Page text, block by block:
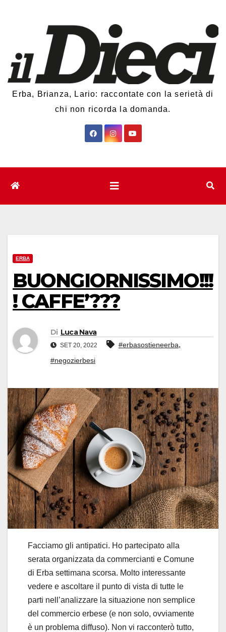
Erba, Brianza, Lario: raccontate con la serietà di
chi non ricorda la domanda.
ERBA
BUONGIORNISSIMO!!!
! CAFFE’???
Di Luca Nava
SET 20, 2022 #erbasostieneerba,
#negozierbesi
Facciamo gli antipatici. Ho partecipato alla
serata organizzata da commercianti e Comune
di Erba settimana scorsa. Molto interessante
vedere e ascoltare il punto di vista di tutte le
parti nell’analizzare la situazione non semplice
del commercio erbese (e non solo, ovviamente
è un problema diffuso). Non vi racconterò tutto,